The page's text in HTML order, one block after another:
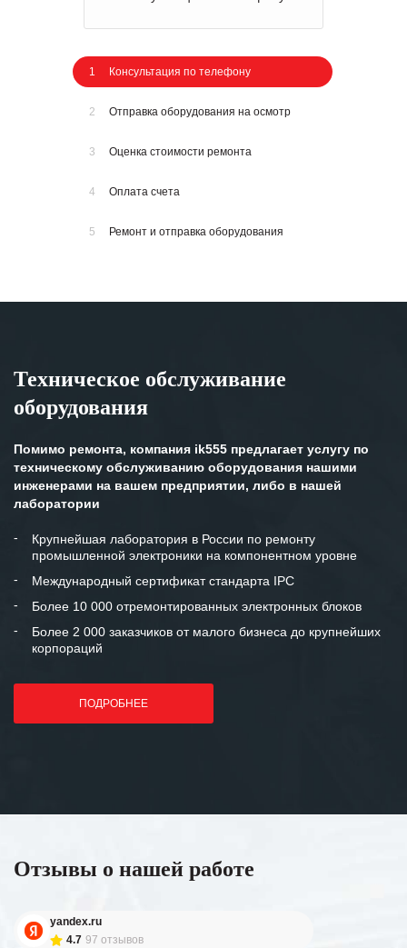
1 Консультация по телефону
2 Отправка оборудования на осмотр
3 Оценка стоимости ремонта
4 Оплата счета
5 Ремонт и отправка оборудования
Техническое обслуживание
оборудования
Помимо ремонта, компания ik555 предлагает услугу по
техническому обслуживанию оборудования нашими
инженерами на вашем предприятии, либо в нашей
лаборатории
Крупнейшая лаборатория в России по ремонту
промышленной электроники на компонентном уровне
Международный сертификат стандарта IPC
Более 10 000 отремонтированных электронных блоков
Более 2 000 заказчиков от малого бизнеса до крупнейших
корпораций
ПОДРОБНЕЕ
Отзывы о нашей работе
yandex.ru
4.7 97 отзывов